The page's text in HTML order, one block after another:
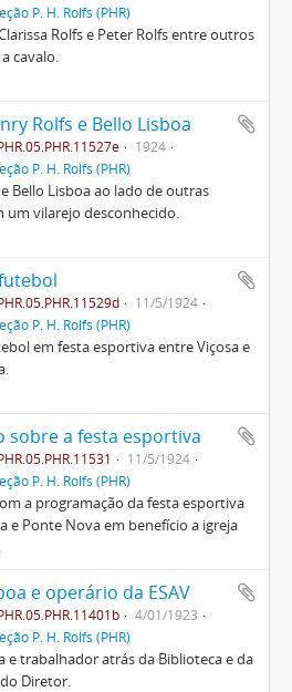
P. H. Rolfs (PHR)
Rolfs e Peter Rolfs entre outros
cavalo.
Rolfs e Bello Lisboa
1924
P. H. Rolfs (PHR)
Bello Lisboa ao lado de outras
um vilarejo desconhecido.
11/5/1924
P. H. Rolfs (PHR)
em festa esportiva entre Viçosa e
sobre a festa esportiva
11/5/1924
P. H. Rolfs (PHR)
a programação da festa esportiva
e Ponte Nova em benefício a igreja
e operário da ESAV
4/01/1923
P. H. Rolfs (PHR)
e trabalhador atrás da Biblioteca e da
Diretor.